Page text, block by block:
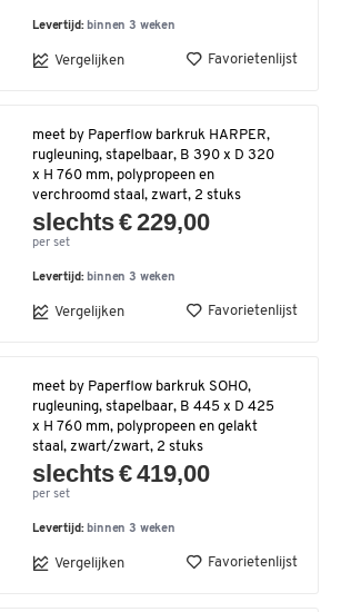
Levertijd: binnen 3 weken
Vergelijken Favorietenlijst
meet by Paperflow barkruk HARPER,
rugleuning, stapelbaar, B 390 x D 320
x H 760 mm, polypropeen en
verchroomd staal, zwart, 2 stuks
slechts € 229,00
per set
Levertijd: binnen 3 weken
Vergelijken Favorietenlijst
meet by Paperflow barkruk SOHO,
rugleuning, stapelbaar, B 445 x D 425
x H 760 mm, polypropeen en gelakt
staal, zwart/zwart, 2 stuks
slechts € 419,00
per set
Levertijd: binnen 3 weken
Vergelijken Favorietenlijst